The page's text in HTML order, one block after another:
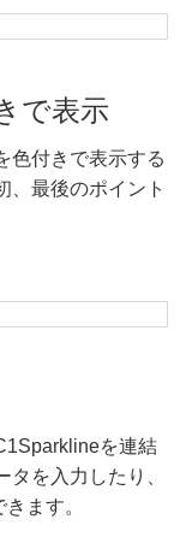
で表示
色付きで表示する
、最後のポイント
を連結
を入力したり、
ます。